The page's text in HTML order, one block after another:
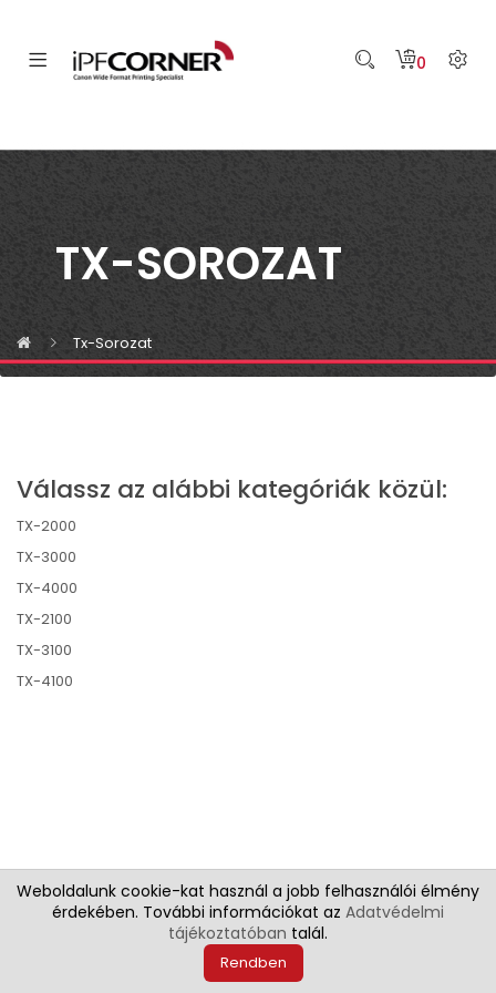
0
TX-SOROZAT
Tx-Sorozat
Válassz az alábbi kategóriák közül:
TX-2000
TX-3000
TX-4000
TX-2100
TX-3100
TX-4100
©2022 IPF Corner - Canon Szélesformátumú Specialista
Weboldalunk cookie-kat használ a jobb felhasználói élmény
érdekében. További információkat az Adatvédelmi
tájékoztatóban talál.
Rendben